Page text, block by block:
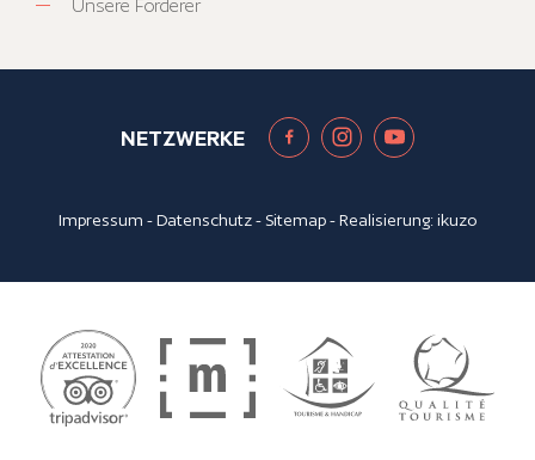
Unsere Förderer
NETZWERKE
Impressum -Datenschutz- Sitemap- Realisierung:ikuzo